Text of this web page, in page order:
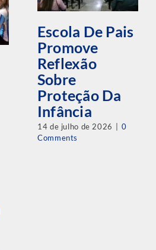
Escola De Pais
Promove
Reflexão
Sobre
Proteção Da
Infância
14 de julho de 2026
0
Comments